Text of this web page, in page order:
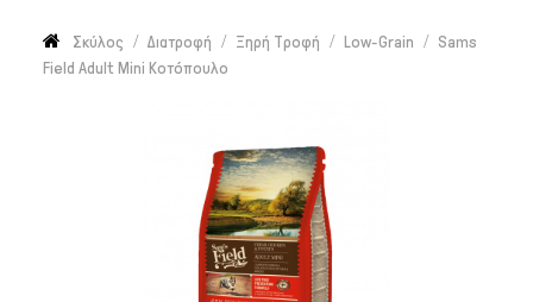
Σκύλος Διατροφή Ξηρή Τροφή Low-Grain
Sams
Field Adult Mini Κοτόπουλο